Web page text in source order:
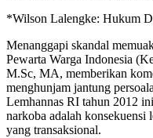
*Wilson Lalengke: Hukum
Menanggapi skandal
Pewarta Warga Indonesia
M.Sc, MA, memberikan
menghunjam jantung
Lemhannas RI tahun 2012
narkoba adalah konsekuensi
yang transaksional.